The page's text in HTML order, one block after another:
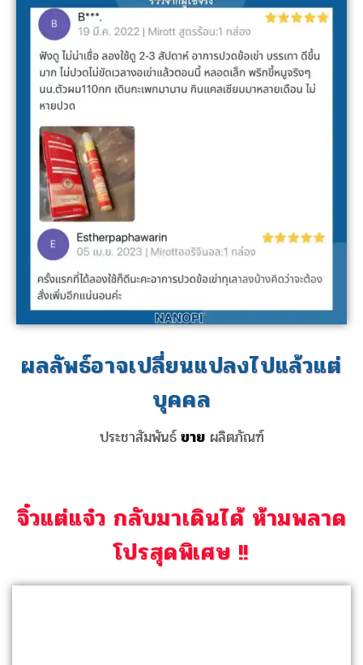
ผลลัพธ์อาจเปลี่ยนแปลงไปแล้วแต่
บุคคล
ประชาสัมพันธ์ขาย ผลิตภัณฑ์
จิ๋วแต่แจ๋ว กลับมาเดินได้ ห้ามพลาด
โปรสุดพิเศษ !!